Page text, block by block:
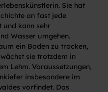
Sie hat
an fast jede
und kann sehr
Wasser umgehen.
ein Boden zu trocken,
sie trotzdem in
Lehm. Voraussetzungen,
insbesondere im
vorfindet. Das